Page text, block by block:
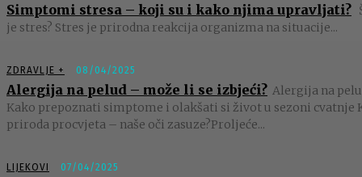
Simptomi stresa – koji su i kako njima upravljati?
je stres? Stres je prirodna reakcija organizma na situacije...
ZDRAVLJE + 08/04/2025
Alergija na pelud – može li se izbjeći? Alergija na
Kako prepoznati simptome i olakšati si život u sezoni cvatnje
priroda procvjeta – naše oči zasuze?Proljeće...
LIJEKOVI 07/04/2025